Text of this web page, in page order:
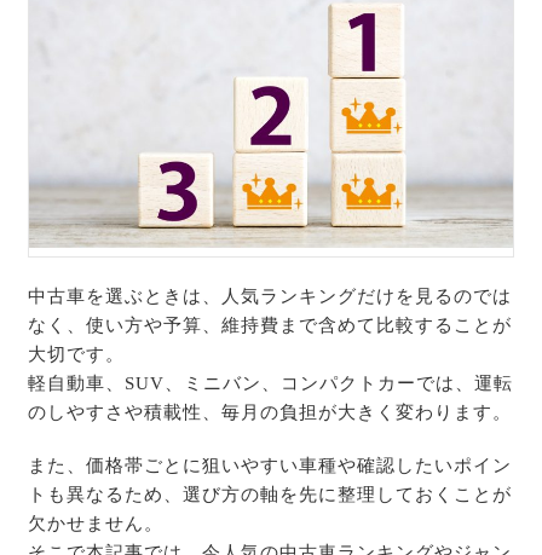
中古車を選ぶときは、人気ランキングだけを見るのでは
なく、使い方や予算、維持費まで含めて比較することが
大切です。
軽自動車、SUV、ミニバン、コンパクトカーでは、運転
のしやすさや積載性、毎月の負担が大きく変わります。
また、価格帯ごとに狙いやすい車種や確認したいポイン
トも異なるため、選び方の軸を先に整理しておくことが
欠かせません。